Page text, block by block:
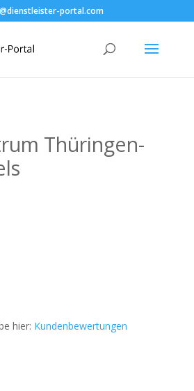
portal.com
Thüringen-
hier: Kundenbewertungen